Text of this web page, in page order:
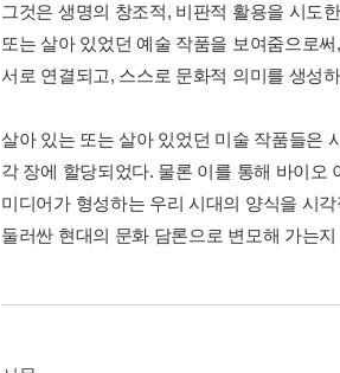
그것은 생명의 창조적, 비판적 활용을 시도
또는 살아 있었던 예술 작품을 보여줌으로
서로 연결되고, 스스로 문화적 의미를 생성
살아 있는 또는 살아 있었던 미술 작품들은
각 장에 할당되었다. 물론 이를 통해 바이오
미디어가 형성하는 우리 시대의 양식을 시
둘러싼 현대의 문화 담론으로 변모해 가는